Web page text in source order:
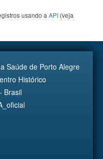
usando a API (veja
Saúde de Porto Alegre
Histórico
Brasil